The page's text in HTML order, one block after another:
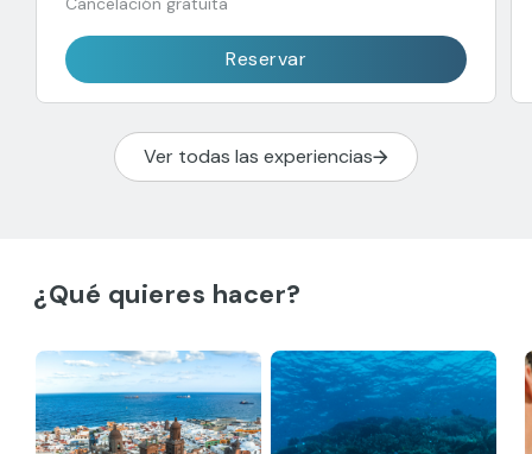
Reservar
Ver todas las experiencias
¿Qué quieres hacer?